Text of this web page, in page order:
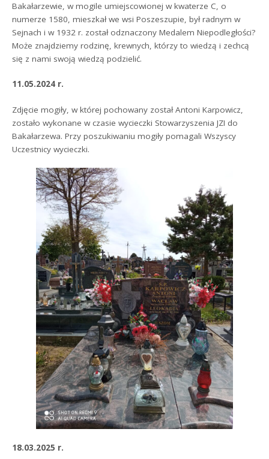
Bakałarzewie, w mogile umiejscowionej w kwaterze C, o
numerze 1580, mieszkał we wsi Poszeszupie, był radnym w
Sejnach i w 1932 r. został odznaczony Medalem Niepodległości?
Może znajdziemy rodzinę, krewnych, którzy to wiedzą i zechcą
się z nami swoją wiedzą podzielić.
11.05.2024 r.
Zdjęcie mogiły, w której pochowany został Antoni Karpowicz,
zostało wykonane w czasie wycieczki Stowarzyszenia JZI do
Bakałarzewa. Przy poszukiwaniu mogiły pomagali Wszyscy
Uczestnicy wycieczki.
18.03.2025 r.